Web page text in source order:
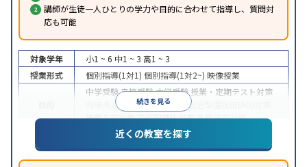
講師が生徒一人ひとりの学力や目的に合わせて指導し、質問対
応も可能
続きを見る
対象学年 小1 ~ 6 中1 ~ 3 高1 ~ 3
授業形式
個別指導(1対1) 個別指導(1対2~) 映像授業
中学受験高校受験大学受験 授業・定期テスト対策
内申点対策
学習習慣の定着
総合型選抜(旧AO)対策
推薦入試対策学校別特化対策各種検定対策
特徴
授業の振替可能学習にPC・タブレットを利用
ライン対応1科目から受講可能季節講習のみの受講
可
近くの教室を探す